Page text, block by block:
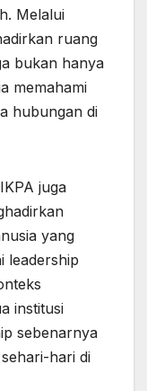
Melalui
ruang
bukan hanya
memahami
hubungan di
juga
yang
leadership
institusi
sebenarnya
hari di